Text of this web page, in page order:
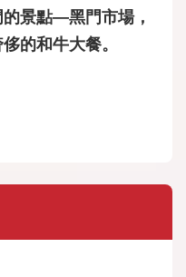
景點—黑門市場，
的和牛大餐。